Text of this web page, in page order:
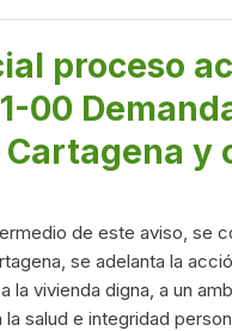
proceso
00
y
de este aviso, se
se adelanta la
la vivienda digna, a un
la salud e integridad